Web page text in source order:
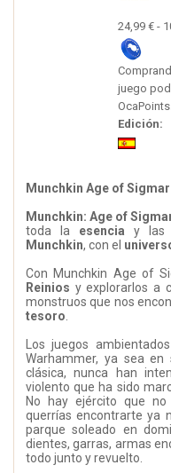
24,99 € -
juego
Edición:
Munchkin Age of Sigmar
Munchkin: Age of
toda la esencia y las
Munchkin, con el
Con Munchkin Age of
Reinios y explorarlos a
monstruos que nos
tesoro.
Los juegos
Warhammer, ya sea
clásica, nunca han
violento que ha sido
No hay ejército que
querrías encontrarte ya
parque soleado en
dientes, garras, armas
todo junto y revuelto.